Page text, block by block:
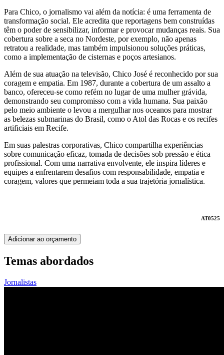
Para Chico, o jornalismo vai além da notícia: é uma ferramenta de
transformação social. Ele acredita que reportagens bem construídas
têm o poder de sensibilizar, informar e provocar mudanças reais. Sua
cobertura sobre a seca no Nordeste, por exemplo, não apenas
retratou a realidade, mas também impulsionou soluções práticas,
como a implementação de cisternas e poços artesianos.
Além de sua atuação na televisão, Chico José é reconhecido por sua
coragem e empatia. Em 1987, durante a cobertura de um assalto a
banco, ofereceu-se como refém no lugar de uma mulher grávida,
demonstrando seu compromisso com a vida humana. Sua paixão
pelo meio ambiente o levou a mergulhar nos oceanos para mostrar
as belezas submarinas do Brasil, como o Atol das Rocas e os recifes
artificiais em Recife.
Em suas palestras corporativas, Chico compartilha experiências
sobre comunicação eficaz, tomada de decisões sob pressão e ética
profissional. Com uma narrativa envolvente, ele inspira líderes e
equipes a enfrentarem desafios com responsabilidade, empatia e
coragem, valores que permeiam toda a sua trajetória jornalística.
AT0525
Adicionar ao orçamento
Temas abordados
Jornalistas